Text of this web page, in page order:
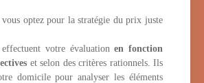
optez pour la stratégie du prix juste
effectuent votre évaluationen fonction
et selon des critères rationnels. Ils
domicile pour analyser les éléments